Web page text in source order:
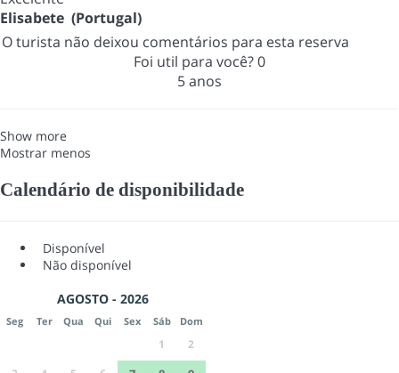
Elisabete (Portugal)
O turista não deixou comentários para esta reserva
Foi util para você?0
5 anos
Show more
Mostrar menos
Calendário de disponibilidade
Disponível
Não disponível
AGOSTO - 2026
Seg Ter Qua Qui Sex Sáb Dom
1
2